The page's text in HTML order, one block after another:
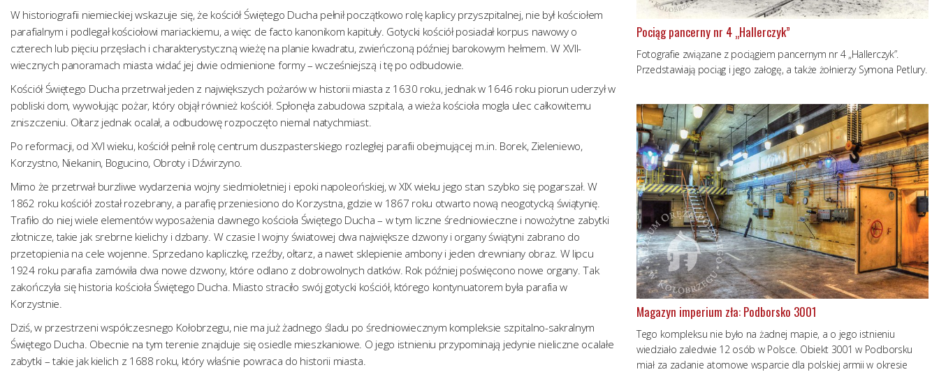
W historiografii niemieckiej wskazuje się, że kościół Świętego Ducha pełnił początkowo rolę kaplicy przyszpitalnej, nie był kościołem
parafialnym i podlegał kościołowi mariackiemu, a więc de facto kanonikom kapituły. Gotycki kościół posiadał korpus nawowy o
czterech lub pięciu przęsłach i charakterystyczną wieżę na planie kwadratu, zwieńczoną później barokowym hełmem. W XVII-
wiecznych panoramach miasta widać jej dwie odmienione formy – wcześniejszą i tę po odbudowie.
Kościół Świętego Ducha przetrwał jeden z największych pożarów w historii miasta z 1630 roku, jednak w 1646 roku piorun uderzył w
pobliski dom, wywołując pożar, który objął również kościół. Spłonęła zabudowa szpitala, a wieża kościoła mogła ulec całkowitemu
zniszczeniu. Ołtarz jednak ocalał, a odbudowę rozpoczęto niemal natychmiast.
Po reformacji, od XVI wieku, kościół pełnił rolę centrum duszpasterskiego rozległej parafii obejmującej m.in. Borek, Zieleniewo,
Korzystno, Niekanin, Bogucino, Obroty i Dźwirzyno.
Mimo że przetrwał burzliwe wydarzenia wojny siedmioletniej i epoki napoleońskiej, w XIX wieku jego stan szybko się pogarszał. W
1862 roku kościół został rozebrany, a parafię przeniesiono do Korzystna, gdzie w 1867 roku otwarto nową neogotycką świątynię.
Trafiło do niej wiele elementów wyposażenia dawnego kościoła Świętego Ducha – w tym liczne średniowieczne i nowożytne zabytki
złotnicze, takie jak srebrne kielichy i dzbany. W czasie I wojny światowej dwa największe dzwony i organy świątyni zabrano do
przetopienia na cele wojenne. Sprzedano kapliczkę, rzeźby, ołtarz, a nawet sklepienie ambony i jeden drewniany obraz. W lipcu
1924 roku parafia zamówiła dwa nowe dzwony, które odlano z dobrowolnych datków. Rok później poświęcono nowe organy. Tak
zakończyła się historia kościoła Świętego Ducha. Miasto straciło swój gotycki kościół, którego kontynuatorem była parafia w
Korzystnie.
Dziś, w przestrzeni współczesnego Kołobrzegu, nie ma już żadnego śladu po średniowiecznym kompleksie szpitalno-sakralnym
Świętego Ducha. Obecnie na tym terenie znajduje się osiedle mieszkaniowe. O jego istnieniu przypominają jedynie nieliczne ocalałe
zabytki – takie jak kielich z 1688 roku, który właśnie powraca do historii miasta.
Pociąg pancerny nr 4 „Hallerczyk”
Fotografie związane z pociągiem pancernym nr 4 „Hallerczyk”.
Przedstawiają pociąg i jego załogę, a także żołnierzy Symona Petlury.
Magazyn imperium zła: Podborsko 3001
Tego kompleksu nie było na żadnej mapie, a o jego istnieniu
wiedziało zaledwie 12 osób w Polsce. Obiekt 3001 w Podborsku
miał za zadanie atomowe wsparcie dla polskiej armii w okresie